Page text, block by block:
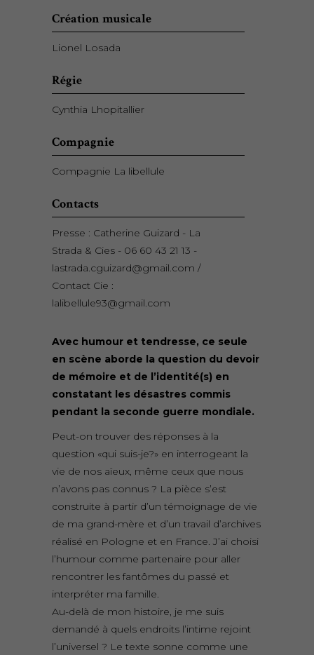
Création musicale
Lionel Losada
Régie
Cynthia Lhopitallier
Compagnie
Compagnie La libellule
Contacts
Presse : Catherine Guizard - La
Strada & Cies - 06 60 43 21 13 -
lastrada.cguizard@gmail.com /
Contact Cie :
lalibellule93@gmail.com
Avec humour et tendresse, ce seule
en scène aborde la question du devoir
de mémoire et de l’identité(s) en
constatant les désastres commis
pendant la seconde guerre mondiale.
Peut-on trouver des réponses à la
question «qui suis-je?» en interrogeant la
vie de nos aïeux, même ceux que nous
n’avons pas connus ? La pièce s’est
construite à partir d’un témoignage de vie
de ma grand-mère et d’un travail d’archives
réalisé en Pologne et en France. J’ai choisi
l’humour comme partenaire pour aller
rencontrer les fantômes du passé et
interpréter ma famille.
Au-delà de mon histoire, je me suis
demandé à quels endroits l’intime rejoint
l’universel ? Le texte sonne comme une